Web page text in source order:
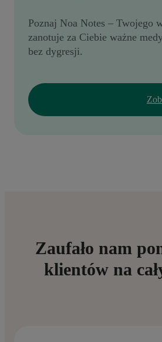
Poznaj Noa Notes – Twojego
zanotuje za Ciebie ważne
bez dygresji.
Zaufało nam
klientów na